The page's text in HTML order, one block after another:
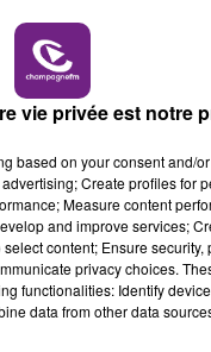
- 14h00
DE CAISSE
CE WEEK-END
DE WOINIC
sera un grand jour
plus gros sanglier
organisée et vous
vie privée est notre
based on your consent and/
Create profiles for
Measure content
and improve services;
content; Ensure
privacy choices.
functionalities: Identify
data from other data